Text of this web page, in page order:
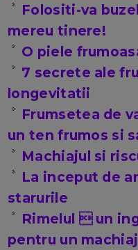
Folositi-va
mereu tinere!
O piele
7 secrete ale
longevitatii
Frumsetea de
un ten frumos si
Machiajul si
La inceput de
starurile
Rimelul  un
pentru un